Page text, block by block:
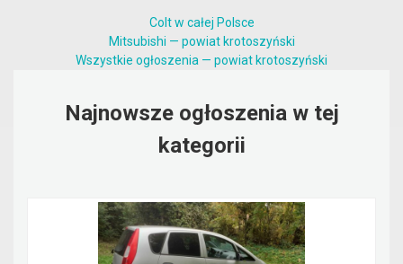
Colt w całej Polsce
Mitsubishi — powiat krotoszyński
Wszystkie ogłoszenia — powiat krotoszyński
Najnowsze ogłoszenia w tej
kategorii